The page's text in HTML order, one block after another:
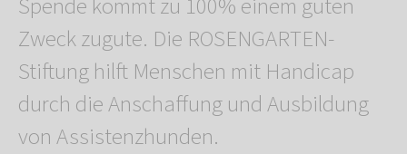
Zweck zugute. Die ROSENGARTEN-
Stiftung hilft Menschen mit Handicap
durch die Anschaffung und Ausbildung
von Assistenzhunden.